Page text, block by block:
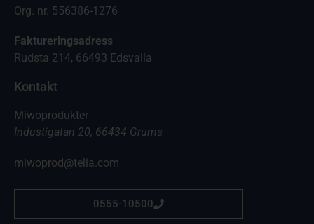
Org. nr. 556386-1276
Faktureringsadress
Rudsta 214, 66493 Edsvalla
Kontakt
Miwoprodukter
Industigatan 20, 66434 Grums
miwoprod@telia.com
0555-10500